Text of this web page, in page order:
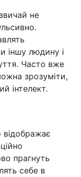
не
іншу людину і
Часто вже
зрозуміти,
інтелект.
прагнуть
себе в